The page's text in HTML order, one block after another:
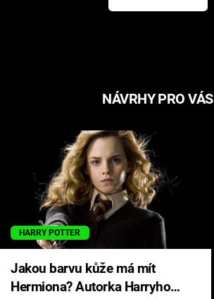
NÁVRHY PRO VÁS
HARRY POTTER
Jakou barvu kůže má mít
Hermiona? Autorka Harryho